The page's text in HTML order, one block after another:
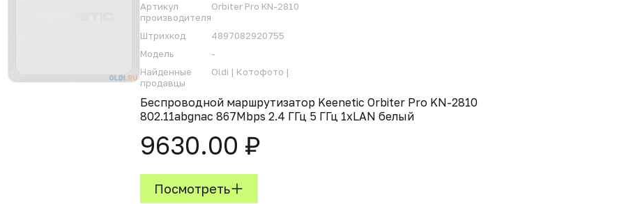
Артикул
производителя
Orbiter Pro KN-2810
Штрихкод
4897082920755
Модель
-
Найденные
продавцы
Oldi | Котофото |
Беспроводной маршрутизатор Keenetic Orbiter Pro KN-2810
802.11abgnac 867Mbps 2.4 ГГц 5 ГГц 1xLAN белый
9630.00 ₽
Посмотреть